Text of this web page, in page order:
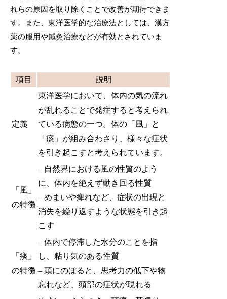
れらの原因を取り除くことで改善が期待できま
す。また、東洋医学的な治療法としては、漢方
薬の服用や鍼灸治療などが有効とされていま
す。
項目 説明
定義
東洋医学において、体内の気の流れ
が乱れることで発症すると考えられ
ている病態の一つ。体の「風」と
「痰」が組み合わさり、様々な症状
を引き起こすと考えられています。
「風」
の特徴
– 自然界における風の性質のよう
に、体内を絶えず動き回る性質
– めまいや痺れなど、症状の出現と
消失を繰り返すような状態を引き起
こす
「痰」
の特徴
– 体内で停滞した水分のことを指
し、粘り気のある性質
– 頭にのぼると、思考力の低下や物
忘れなど、頭部の症状が現れる